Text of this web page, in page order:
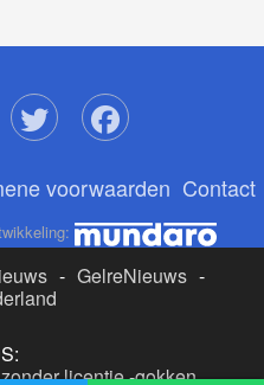
voorwaarden Contact
- GelreNieuws -
licentie-gokken